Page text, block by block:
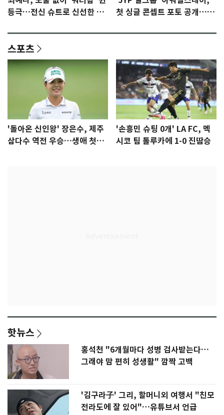
등극…전신 슈트로 신선한 충
첫 싱글 콘셉트 포토 공개…청
스포츠
'돌아온 신인왕' 장은수, 제주
삼다수 역전 우승…생애 첫승
'손흥민 슈팅 0개' LA FC, 멕
시코 팀 톨루카에 1-0 진땀승
핫뉴스
홍석천 "6개월마다 성병 검사받는다…
그래야 맘 편히 성생활" 깜짝 고백
'김구라子' 그리, 할머니외 여행서 "친모
전라도에 잘 있어"…유튜브서 언급